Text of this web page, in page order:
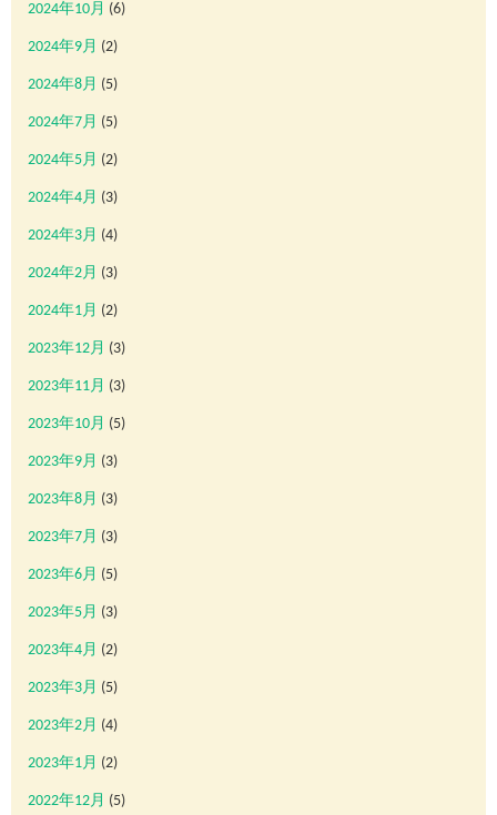
2024年10月 (6)
2024年9月 (2)
2024年8月 (5)
2024年7月 (5)
2024年5月 (2)
2024年4月 (3)
2024年3月 (4)
2024年2月 (3)
2024年1月 (2)
2023年12月 (3)
2023年11月 (3)
2023年10月 (5)
2023年9月 (3)
2023年8月 (3)
2023年7月 (3)
2023年6月 (5)
2023年5月 (3)
2023年4月 (2)
2023年3月 (5)
2023年2月 (4)
2023年1月 (2)
2022年12月 (5)